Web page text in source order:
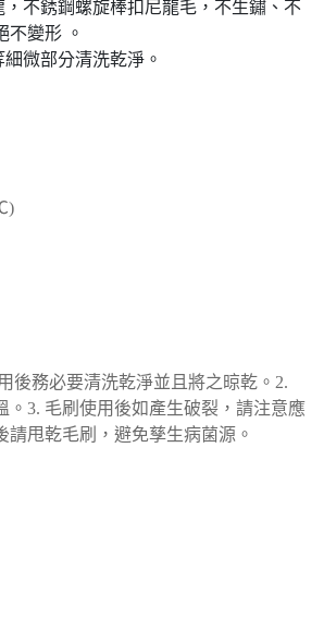
，不銹鋼螺旋棒扣尼龍毛，不生鏽、不
不變形 。
微部分清洗乾淨。
後務必要清洗乾淨並且將之晾乾。2.
。3. 毛刷使用後如產生破裂，請注意應
請甩乾毛刷，避免孳生病菌源。